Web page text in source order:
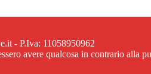
- P.Iva: 11058950962
avere qualcosa in contrario alla